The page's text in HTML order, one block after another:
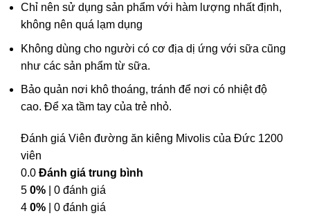
Chỉ nên sử dụng sản phẩm với hàm lượng nhất định,
không nên quá lạm dụng
Không dùng cho người có cơ địa dị ứng với sữa cũng
như các sản phẩm từ sữa.
Bảo quản nơi khô thoáng, tránh để nơi có nhiệt độ
cao. Để xa tầm tay của trẻ nhỏ.
Đánh giá Viên đường ăn kiêng Mivolis của Đức 1200
viên
0.0 Đánh giá trung bình
5 0% | 0 đánh giá
4 0% | 0 đánh giá